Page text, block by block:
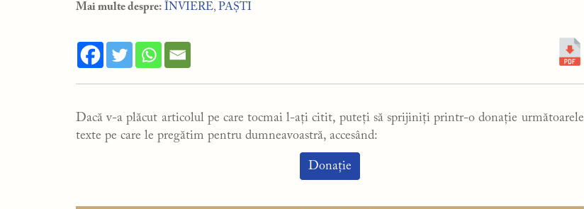
Mai multe despre: ÎNVIERE, PAȘTI
Dacă v-a plăcut articolul pe care tocmai l-ați citit, puteți să sprijiniți printr-o donație următoarele
texte pe care le pregătim pentru dumneavoastră, accesând:
Donație